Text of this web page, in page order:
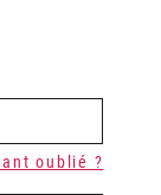
oublié ?